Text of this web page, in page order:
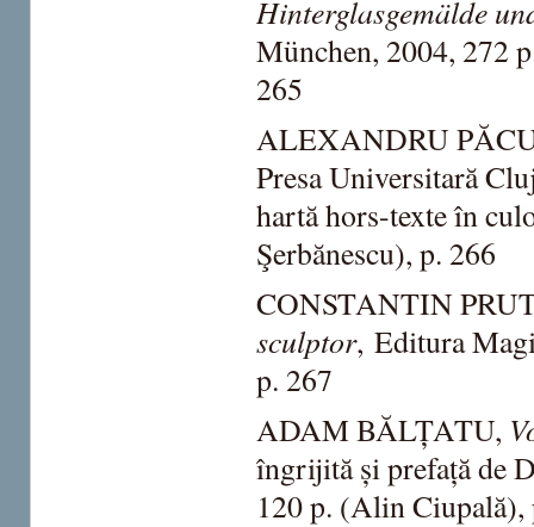
Hinterglasgemälde
München, 2004, 272
265
ALEXANDRU
Presa Universitară
hartă hors-texte în
Şerbănescu), p. 266
CONSTANTIN
sculptor, Editura
p. 267
ADAM BĂLȚATU,
îngrijită și prefață de
120 p. (Alin Ciupală),